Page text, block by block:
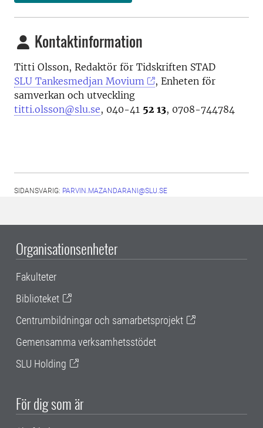
Kontaktinformation
Titti Olsson, Redaktör för Tidskriften STAD
SLU Tankesmedjan Movium
, Enheten för
samverkan och utveckling
titti.olsson@slu.se, 040-41 52 13, 0708-744784
SIDANSVARIG: PARVIN.MAZANDARANI@SLU.SE
Organisationsenheter
Fakulteter
Biblioteket
Centrumbildningar och samarbetsprojekt
Gemensamma verksamhetsstödet
SLU Holding
För dig som är